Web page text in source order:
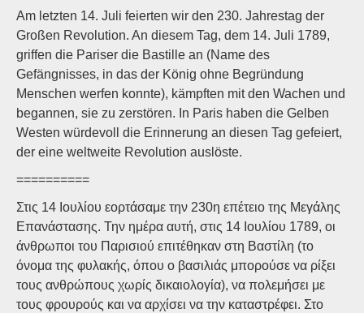
Am letzten 14. Juli feierten wir den 230. Jahrestag der
Großen Revolution. An diesem Tag, dem 14. Juli 1789,
griffen die Pariser die Bastille an (Name des
Gefängnisses, in das der König ohne Begründung
Menschen werfen konnte), kämpften mit den Wachen und
begannen, sie zu zerstören. In Paris haben die Gelben
Westen würdevoll die Erinnerung an diesen Tag gefeiert,
der eine weltweite Revolution auslöste.
==========
Στις 14 Ιουλίου εορτάσαμε την 230η επέτειο της Μεγάλης
Επανάστασης. Την ημέρα αυτή, στις 14 Ιουλίου 1789, οι
άνθρωποι του Παρισιού επιτέθηκαν στη Βαστίλη (το
όνομα της φυλακής, όπου ο βασιλιάς μπορούσε να ρίξει
τους ανθρώπους χωρίς δικαιολογία), να πολεμήσει με
τους φρουρούς και να αρχίσει να την καταστρέφει. Στο